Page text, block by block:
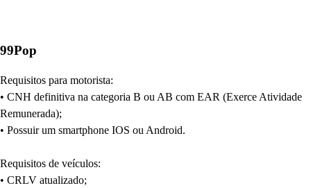
99Pop
Requisitos para motorista:
• CNH definitiva na categoria B ou AB com EAR (Exerce Atividade
Remunerada);
• Possuir um smartphone IOS ou Android.
Requisitos de veículos:
• CRLV atualizado;